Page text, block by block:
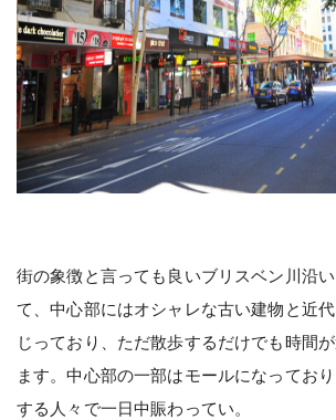
街の象徴と言っても良いブリスベン川沿
て、中心部にはオシャレな古い建物と近
じっており、ただ散歩するだけでも時間
ます。中心部の一部はモールになってお
する人々で一日中賑わってい。